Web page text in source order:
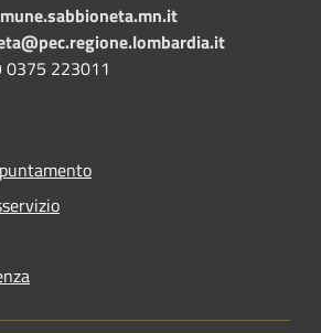
0375 223011